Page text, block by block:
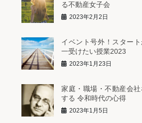
る不動産女子会
2023年2月2日
イベント号外！スター
一受けたい授業2023
2023年1月23日
家庭・職場・不動産会
する 令和時代の心得
2023年1月5日